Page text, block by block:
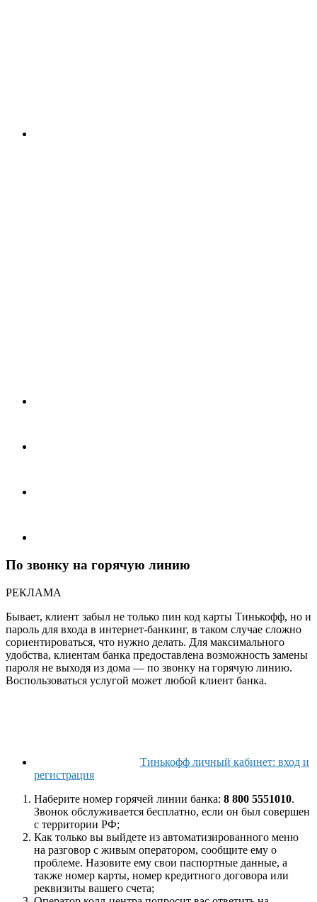
По звонку на горячую линию
РЕКЛАМА
Бывает, клиент забыл не только пин код карты Тинькофф, но и
пароль для входа в интернет-банкинг, в таком случае сложно
сориентироваться, что нужно делать. Для максимального
удобства, клиентам банка предоставлена возможность замены
пароля не выходя из дома — по звонку на горячую линию.
Воспользоваться услугой может любой клиент банка.
Тинькофф личный кабинет: вход и
регистрация
Наберите номер горячей линии банка: 8 800 5551010.
Звонок обслуживается бесплатно, если он был совершен
с территории РФ;
Как только вы выйдете из автоматизированного меню
на разговор с живым оператором, сообщите ему о
проблеме. Назовите ему свои паспортные данные, а
также номер карты, номер кредитного договора или
реквизиты вашего счета;